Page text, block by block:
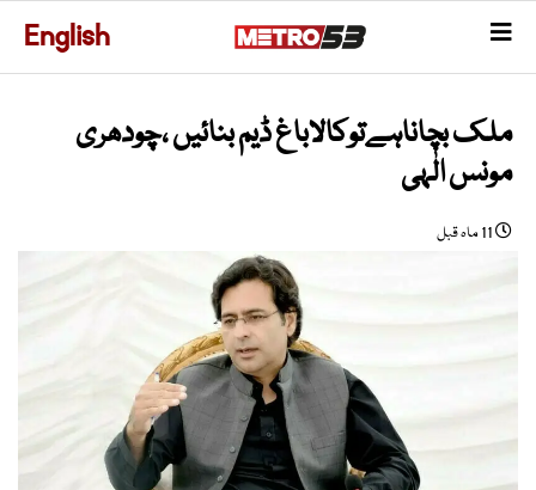
English
ملک بچاناہےتوکالاباغ ڈیم بنائیں ،چودھری
مونس الٰہی
11 ماہ قبل